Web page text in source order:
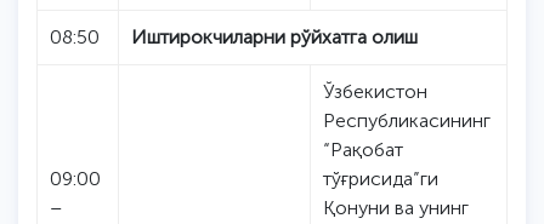
08:50 Иштирокчиларни рўйхатга олиш
09:00
–
Ўзбекистон
Республикасининг
“Рақобат
тўғрисида”ги
Қонуни ва унинг